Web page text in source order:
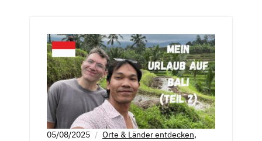
05/08/2025 Orte & Länder entdecken,